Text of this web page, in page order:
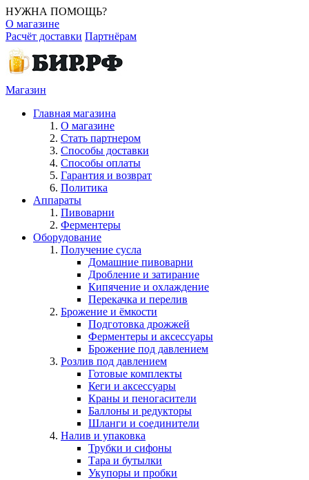
НУЖНА ПОМОЩЬ?
О магазине
Расчёт доставки Партнёрам
Магазин
Главная магазина
О магазине
Стать партнером
Способы доставки
Способы оплаты
Гарантия и возврат
Политика
Аппараты
Пивоварни
Ферментеры
Оборудование
Получение сусла
Домашние пивоварни
Дробление и затирание
Кипячение и охлаждение
Перекачка и перелив
Брожение и ёмкости
Подготовка дрожжей
Ферментеры и аксессуары
Брожение под давлением
Розлив под давлением
Готовые комплекты
Кеги и аксессуары
Краны и пеногасители
Баллоны и редукторы
Шланги и соединители
Налив и упаковка
Трубки и сифоны
Тара и бутылки
Укупоры и пробки